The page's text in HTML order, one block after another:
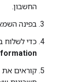
החשבון.
בפינה
כדי לשלוח
קוראים את